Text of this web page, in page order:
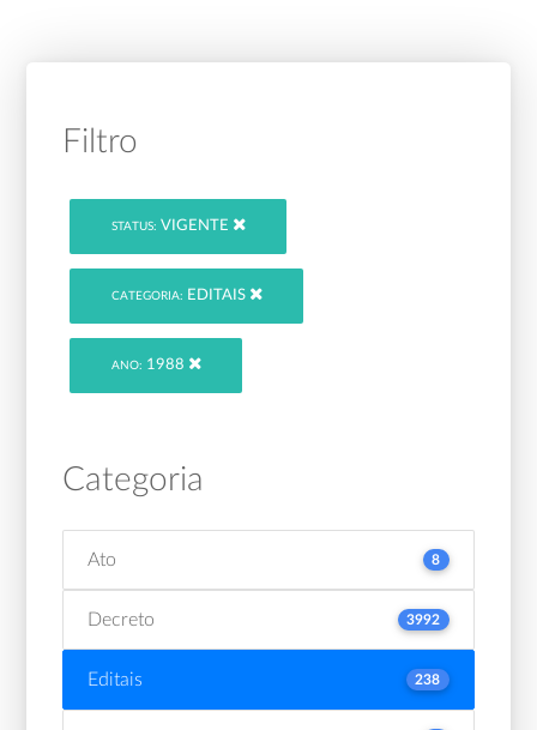
Filtro
STATUS: VIGENTE
CATEGORIA: EDITAIS
ANO: 1988
Categoria
Ato 8
Decreto 3992
Editais 238